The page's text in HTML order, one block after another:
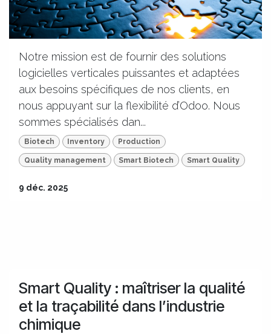
Notre mission est de fournir des solutions
logicielles verticales puissantes et adaptées
aux besoins spécifiques de nos clients, en
nous appuyant sur la flexibilité d’Odoo. Nous
sommes spécialisés dan...
Biotech Inventory Production
Quality management Smart Biotech Smart Quality
9 déc. 2025
Smart Quality : maîtriser la qualité
et la traçabilité dans l’industrie
chimique